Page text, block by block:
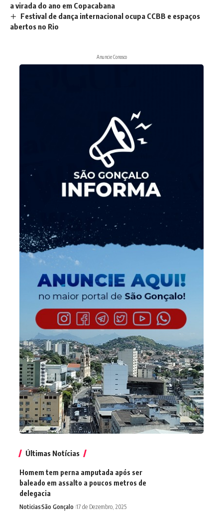
a virada do ano em Copacabana
Festival de dança internacional ocupa CCBB e espaços
abertos no Rio
Anuncie Conosco
Últimas Notícias
Homem tem perna amputada após ser
baleado em assalto a poucos metros de
delegacia
NoticiasSão Gonçalo 17 de Dezembro, 2025